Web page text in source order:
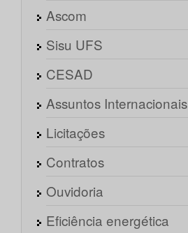
Ascom
Sisu UFS
CESAD
Assuntos Internacionais
Licitações
Contratos
Ouvidoria
Eficiência energética